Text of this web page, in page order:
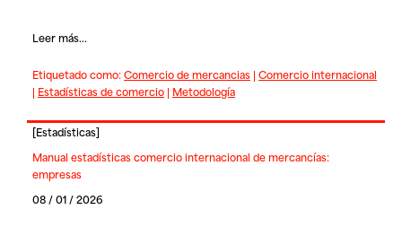
Leer más...
Etiquetado como:Comercio de mercancias| Comercio internacional
| Estadísticas de comercio| Metodología
[Estadísticas]
Manual estadísticas comercio internacional de mercancías:
empresas
08 / 01 / 2026